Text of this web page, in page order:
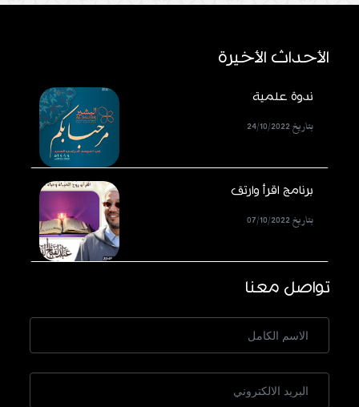
الأحداث الأخيرة
ندوة علمية
بتاريخ 24/10/2022
برنامج اقرأ وارتق
بتاريخ 07/10/2022
تواصل معنا